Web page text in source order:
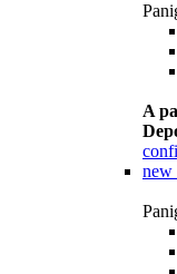
A
new